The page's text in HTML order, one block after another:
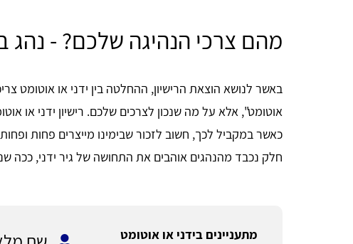
מהם צרכי הנהיגה שלכם? - נהג
באשר לנושא הוצאת הרישיון, ההחלטה בין ידני או אוטומט
אוטומט", אלא על מה שנכון לצרכים שלכם. רישיון ידני או
כאשר במקביל לכך, חשוב לזכור שבימינו מייצרים פחות
חלק נכבד מהנהגים אוהבים את התחושה של גיר ידני, ככה
מתעניינים בידני או אוטומט